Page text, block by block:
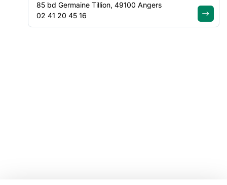
VOTRE ESPACE85 bd Germaine Tillion, 49100 Angers
02 41 20 45 16